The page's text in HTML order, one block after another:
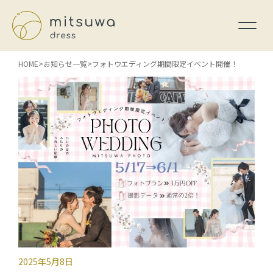
HOME お知らせ一覧 フォトウエディング期間限定イベント開催！
2025年5月8日